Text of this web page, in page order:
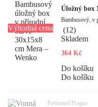
Výhodná cena
Úložný box
Bambusový, v
(12)
Skladem
364 Kč
Do košíku
Do košíku
Perfumed Prague